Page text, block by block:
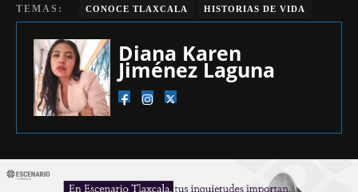
TEMAS: CONOCE TLAXCALA HISTORIAS DE VIDA
Diana Karen
Jiménez Laguna